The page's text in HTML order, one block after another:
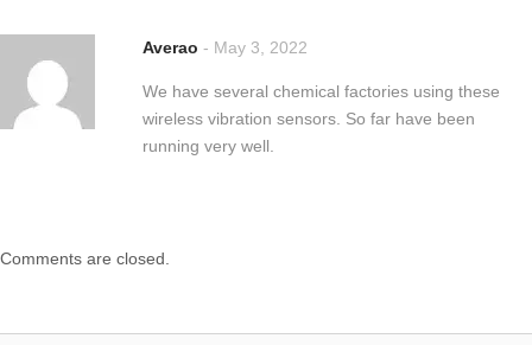
Averao - May 3, 2022
We have several chemical factories using these
wireless vibration sensors. So far have been
running very well.
Comments are closed.